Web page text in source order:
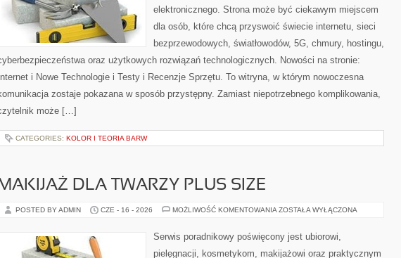
elektronicznego. Strona może być ciekawym miejscem
dla osób, które chcą przyswoić świecie internetu, sieci
bezprzewodowych, światłowodów, 5G, chmury, hostingu,
oraz użytkowych rozwiązań technologicznych. Nowości na stronie:
Internet i Nowe Technologie i Testy i Recenzje Sprzętu. To witryna, w którym nowoczesna
zostaje pokazana w sposób przystępny. Zamiast niepotrzebnego komplikowania,
może […]
CATEGORIES: KOLOR I TEORIA BARW
MAKIJAŻ DLA TWARZY PLUS SIZE
POSTED BY ADMIN CZE - 16 - 2026 MOŻLIWOŚĆ KOMENTOWANIA MAKIJAŻ
PLUS
SIZE
ZOSTAŁA WYŁĄCZONA
Serwis poradnikowy poświęcony jest ubiorowi,
pielęgnacji, kosmetykom, makijażowi oraz praktycznym